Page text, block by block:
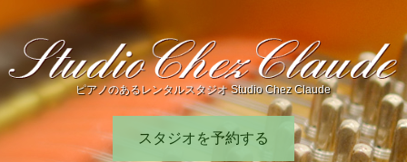
ピアノのあるレンタルスタジオ Studio Chez Claude
スタジオを予約する